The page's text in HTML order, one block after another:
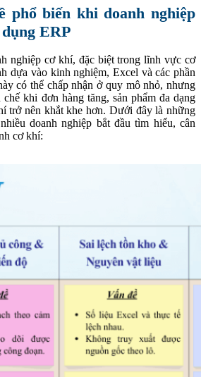
phổ biến khi doanh nghiệp
ERP
nghiệp cơ khí, đặc biệt trong lĩnh vực cơ
dựa vào kinh nghiệm, Excel và các phần
có thể chấp nhận ở quy mô nhỏ, nhưng
khi đơn hàng tăng, sản phẩm đa dạng
trở nên khắt khe hơn. Dưới đây là những
doanh nghiệp bắt đầu tìm hiểu, cân
cơ khí: